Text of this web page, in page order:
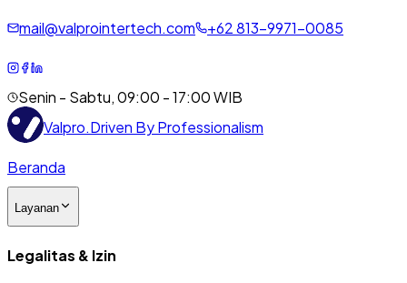
mail@valprointertech.com +62813-9971-0085
Senin - Sabtu, 09:00 - 17:00 WIB
Valpro.Driven By Professionalism
Beranda
Layanan
Legalitas & Izin